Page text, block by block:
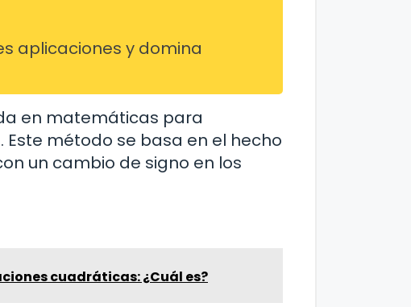
aplicaciones y domina
en matemáticas para
método se basa en el hecho
un cambio de signo en los
cuadráticas: ¿Cuál es?